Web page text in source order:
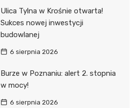
Ulica Tylna w Krośnie otwarta!
Sukces nowej inwestycji
budowlanej
6 sierpnia 2026
Burze w Poznaniu: alert 2. stopnia
w mocy!
6 sierpnia 2026